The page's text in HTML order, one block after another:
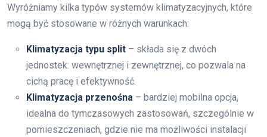
Wyróżniamy kilka typów systemów klimatyzacyjnych, które
mogą być stosowane w różnych warunkach:
Klimatyzacja typu split – składa się z dwóch
jednostek: wewnętrznej i zewnętrznej, co pozwala na
cichą pracę i efektywność.
Klimatyzacja przenośna – bardziej mobilna opcja,
idealna do tymczasowych zastosowań, szczególnie w
pomieszczeniach, gdzie nie ma możliwości instalacji